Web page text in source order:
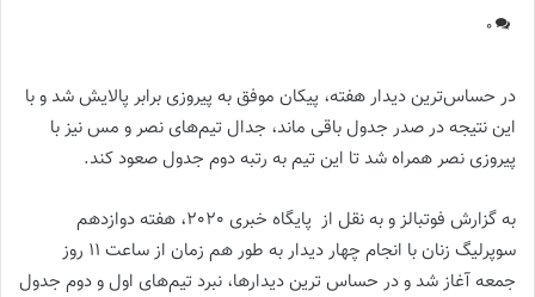
0
در حساس‌ترین دیدار هفته، پیکان موفق به پیروزی برابر پالایش شد و با
این نتیجه در صدر جدول باقی ماند، جدال تیم‌های نصر و مس نیز با
پیروزی نصر همراه شد تا این تیم به رتبه دوم جدول صعود کند.
به گزارش فوتبالز و به نقل از پایگاه خبری 2020، هفته دوازدهم
سوپرلیگ زنان با انجام چهار دیدار به طور هم زمان از ساعت ۱۱ روز
جمعه آغاز شد و در حساس ترین دیدارها، نبرد تیم‌های اول و دوم جدول